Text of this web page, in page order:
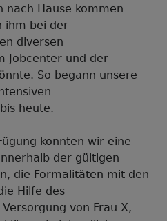
nach Hause kommen
ihm bei der
diversen
Jobcenter und der
So begann unsere
heute.
konnten wir eine
der gültigen
die Formalitäten mit den
Hilfe des
von Frau X,